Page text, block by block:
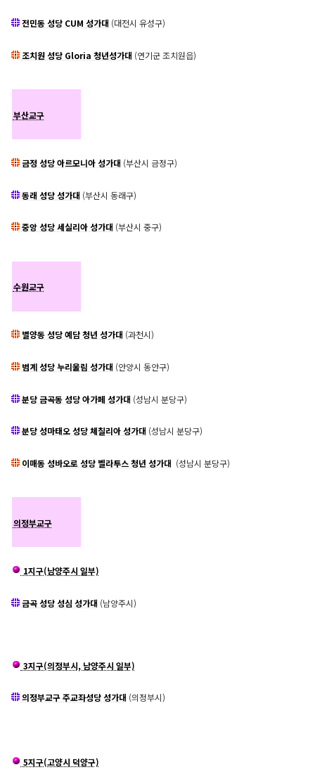
전민동 성당 CUM 성가대 (대전시 유성구)
조치원 성당 Gloria 청년성가대 (연기군 조치원읍)
부산교구
금정 성당 아르모니아 성가대 (부산시 금정구)
동래 성당 성가대 (부산시 동래구)
중앙 성당 세실리아 성가대 (부산시 중구)
수원교구
별양동 성당 예담 청년 성가대 (과천시)
범계 성당 누리울림 성가대 (안양시 동안구)
분당 금곡동 성당 아가페 성가대 (성남시 분당구)
분당 성마태오 성당 체칠리아 성가대 (성남시 분당구)
이매동 성바오로 성당 벨라투스 청년 성가대 (성남시 분당구)
의정부교구
1지구(남양주시 일부)
금곡 성당 성심 성가대 (남양주시)
3지구(의정부시, 남양주시 일부)
의정부교구 주교좌성당 성가대 (의정부시)
5지구(고양시 덕양구)